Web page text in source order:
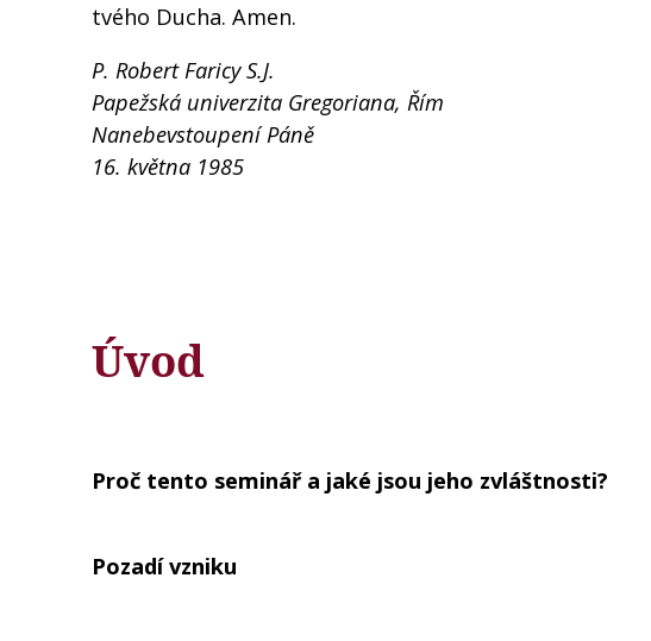
tvého Ducha. Amen.
P. Robert Faricy S.J.
Papežská univerzita Gregoriana, Řím
Nanebevstoupení Páně
16. května 1985
Úvod
Proč tento seminář a jaké jsou jeho zvláštnosti?
Pozadí vzniku